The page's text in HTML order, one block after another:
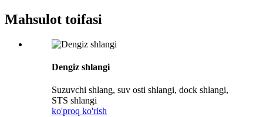
Mahsulot toifasi
Dengiz shlangi
Suzuvchi shlang, suv osti shlangi, dock shlangi,
STS shlangi
ko'proq ko'rish